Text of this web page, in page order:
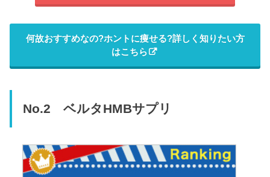
何故おすすめなの?ホントに痩せる?詳しく知りたい方
はこちら
No.2 ベルタHMBサプリ